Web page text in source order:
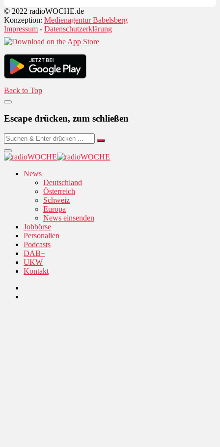
© 2022 radioWOCHE.de
Konzeption: Medienagentur Babelsberg
Impressum - Datenschutzerklärung
Back to Top
Escape drücken, zum schließen
News
Deutschland
Österreich
Schweiz
Europa
News einsenden
Jobbörse
Personalien
Podcasts
DAB+
UKW
Kontakt